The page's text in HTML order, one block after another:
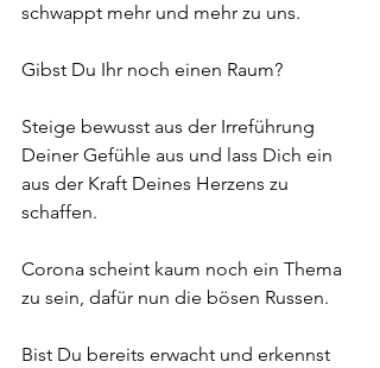
schwappt mehr und mehr zu uns.
Gibst Du Ihr noch einen Raum?
Steige bewusst aus der Irreführung
Deiner Gefühle aus und lass Dich ein
aus der Kraft Deines Herzens zu
schaffen.
Corona scheint kaum noch ein Thema
zu sein, dafür nun die bösen Russen.
Bist Du bereits erwacht und erkennst